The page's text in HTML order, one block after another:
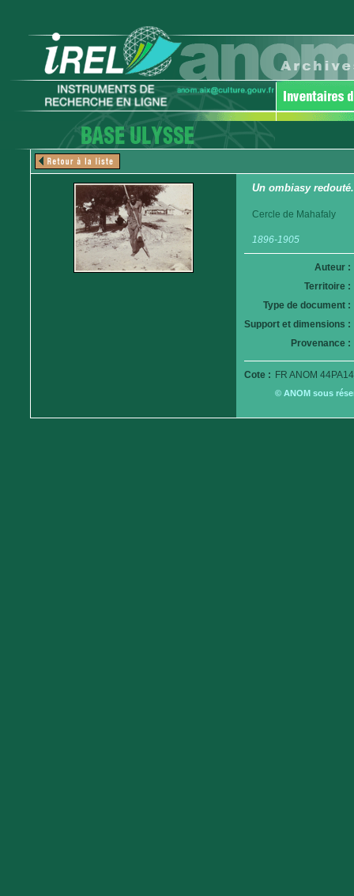
Un ombiasy
Cercle de Mahafaly
1896-1905
Auteur :
Territoire :
Type de document :
Support et dimensions :
Provenance :
Cote : FR ANOM
© ANOM sous